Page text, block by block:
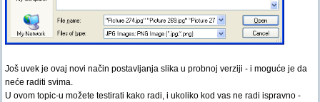
Još uvek je ovaj novi način postavljanja slika u probnoj verziji - i moguće je da
neće raditi svima.
U ovom topic-u možete testirati kako radi, i ukoliko kod vas ne radi ispravno -